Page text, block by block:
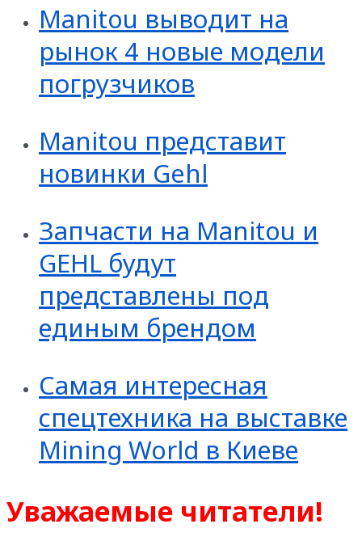
Manitou выводит на
рынок 4 новые модели
погрузчиков
Manitou представит
новинки Gehl
Запчасти на Manitou и
GEHL будут
представлены под
единым брендом
Самая интересная
спецтехника на выставке
Mining World в Киеве
Уважаемые читатели!